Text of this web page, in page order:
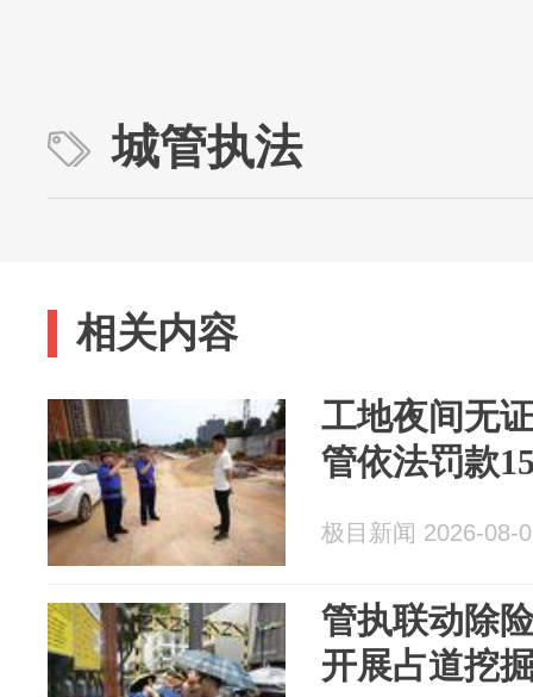
城管执法
相关内容
工地夜间无
管依法罚款
极目新闻 2026-08-
管执联动除
开展占道挖